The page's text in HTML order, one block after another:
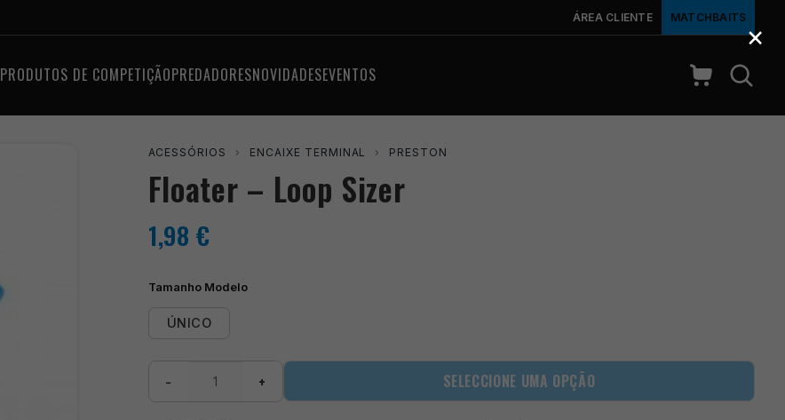
ÁREA CLIENTE MATCHBAITS
PRODUTOS DE COMPETIÇÃOPREDADORESNOVIDADESEVENTOS
ACESSÓRIOS › ENCAIXE TERMINAL › PRESTON
Floater – Loop Sizer
1,98 €
Tamanho Modelo
ÚNICO
− + SELECCIONE UMA OPÇÃO
×